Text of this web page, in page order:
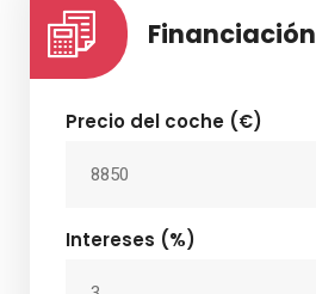
Financiación
Precio del coche (€)
Intereses (%)